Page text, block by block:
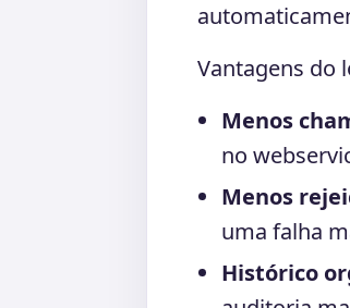
Vantagens do
Menos
no
Menos
uma falha
Histórico